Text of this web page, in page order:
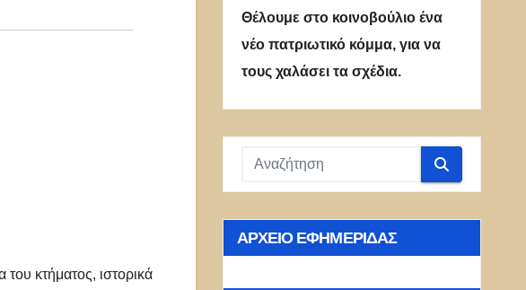
κτήματος, ιστορικά
Θέλουμε στο κοινοβούλιο ένα
νέο πατριωτικό κόμμα, για να
τους χαλάσει τα σχέδια.
ΑΡΧΕΊΟ ΕΦΗΜΕΡΊΔΑΣ